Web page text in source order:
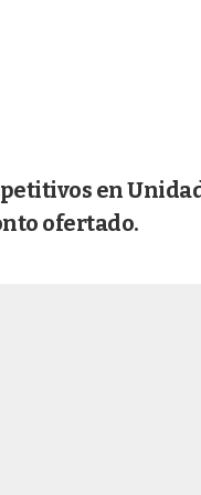
en
ofertado.